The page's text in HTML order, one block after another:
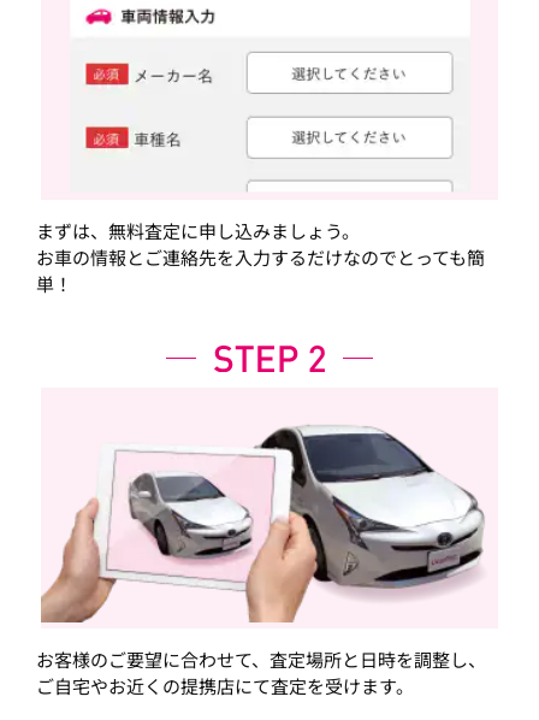
まずは、無料査定に申し込みましょう。
お車の情報とご連絡先を入力するだけなのでとっても簡
単！
お客様のご要望に合わせて、査定場所と日時を調整し、
ご自宅やお近くの提携店にて査定を受けます。